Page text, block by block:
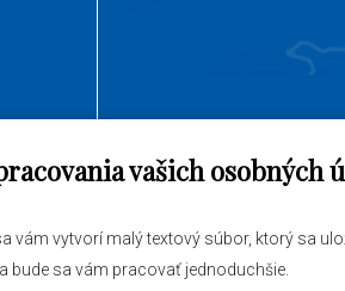
vašich osobných
vám vytvorí malý textový súbor, ktorý sa
bude sa vám pracovať jednoduchšie.
Samospráva